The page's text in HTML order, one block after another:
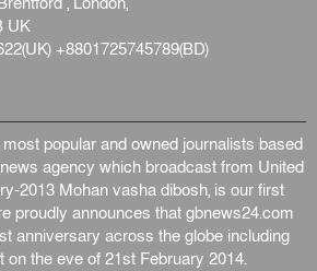
মসজিদের জুমার খুতবা : “কুরআন হোক জীবন দেখার
ও জীবন
মোহিনী রশিদ এনওয়াইপিডির উচ্চপদস্থ কর্মকর্তা
সবার জন্য উন্মুক্ত জুলাই স্মৃতি জাদুঘর
২ দিন পূর্বে
আশঙ্কা, ১০ জেলায় সতর্কতা
UK
+8801725745789(BD)
popular and owned journalists based
agency which broadcast from United
2013 Mohan vasha dibosh, is our first
proudly announces that gbnews24.com
anniversary across the globe including
on the eve of 21st February 2014.